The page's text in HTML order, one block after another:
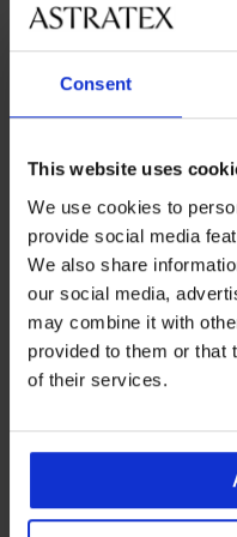
Consent
This website uses
We use cookies to
provide social media
We also share
our social media,
may combine it with
provided to them or that
of their services.
Modrček DIAMOND Black
-50%